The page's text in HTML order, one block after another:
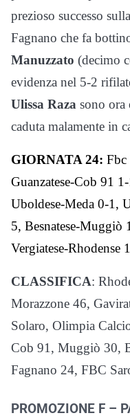
prezioso successo
Fagnano che fa
Manuzzato (decimo
evidenza nel 5-2
Ulissa Raza sono ora
caduta malamente in
GIORNATA 24: Fbc
Guanzatese-Cob 91
Uboldese-Meda 0-1,
5, Besnatese-Muggiò
Vergiatese-Rhodense
CLASSIFICA:
Morazzone 46,
Solaro, Olimpia
Cob 91, Muggiò 30,
Fagnano 24, FBC
PROMOZIONE F –